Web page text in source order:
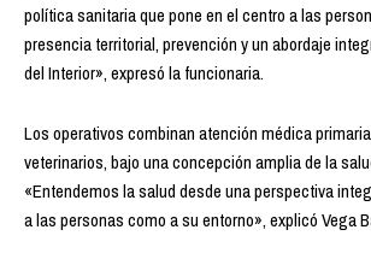
política sanitaria que pone en el centro a las
presencia territorial, prevención y un abordaje
del Interior», expresó la funcionaria.
Los operativos combinan atención médica
veterinarios, bajo una concepción amplia de la
«Entendemos la salud desde una perspectiva
a las personas como a su entorno», explicó Vega